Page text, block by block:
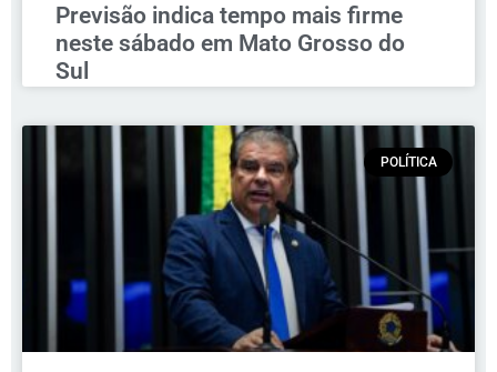
Previsão indica tempo mais firme
neste sábado em Mato Grosso do
Sul
POLÍTICA